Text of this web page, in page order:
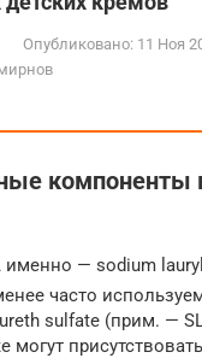
Опубликовано: 11 Ноя
компоненты
— sodium
часто
sulfate (прим. —
могут